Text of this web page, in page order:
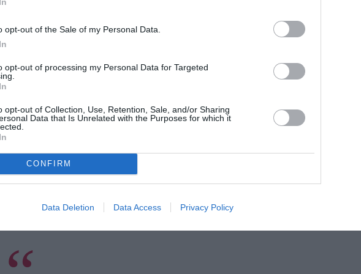
opt-out of the Sale of my Personal Data.
opt-out of processing my Personal Data for Targeted
opt-out of Collection, Use, Retention, Sale, and/or Sharing
Data that Is Unrelated with the Purposes for which it
CONFIRM
Data Deletion Data Access Privacy Policy
στους μάντεψε… ετών 74.
αντέξεις (γιατί λιώνεις στην κυριολεξία),
κατάσταση που πρέπει να διαχειριστείς.
έτυχε σε μένα και δεν το περίμενα,